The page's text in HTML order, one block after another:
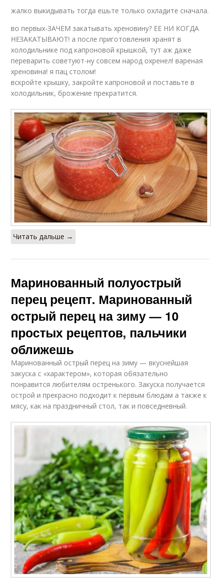
жалко выкидывать тогда ешьте только охладите сначала.
во первых-ЗАЧЕМ закатывать хреновину? ЕЕ НИ КОГДА
НЕЗАКАТЫВАЮТ! а после приготовления хранят в
холодильнике под капроновой крышкой, тут аж даже
переварить советуют-ну совсем народ охренел! вареная
хреновина! я пац столом!
вскройте крышку, закройте капроновой и поставьте в
холодильник, брожение прекратится.
Читать дальше →
Маринованный полуострый
перец рецепт. Маринованный
острый перец на зиму — 10
простых рецептов, пальчики
оближешь
Маринованный острый перец на зиму — вкуснейшая
закуска с «характером», которая обязательно
понравится любителям остренького. Закуска получается
острой и прекрасно подходит к первым блюдам а также к
мясу, как на праздничный стол, так и повседневный.